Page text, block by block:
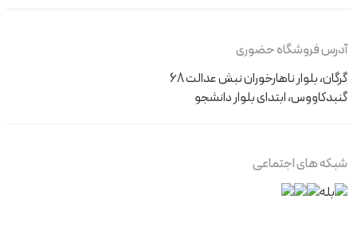
آدرس فروشگاه حضوری
گرگان، بلوار ناهارخوران نبش عدالت 68
گنبدکاووس، ابتدای بلوار دانشجو
شبکه های اجتماعی